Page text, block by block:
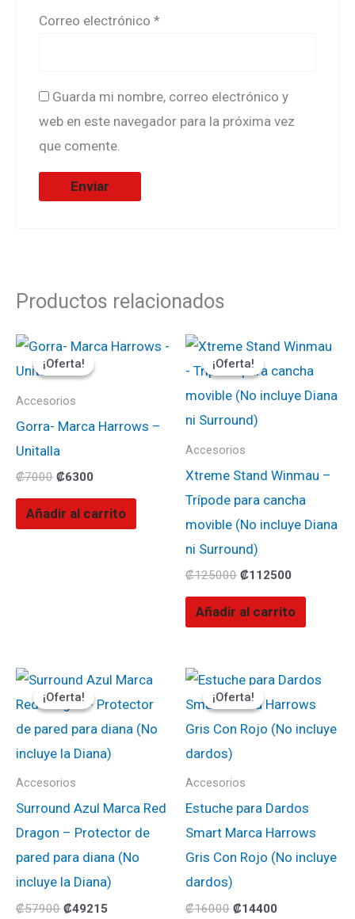
Correo electrónico*
Guarda mi nombre, correo electrónico y
web en este navegador para la próxima vez
que comente.
Productos relacionados
¡Oferta!
¡Oferta!
Accesorios
Gorra- Marca Harrows –
Unitalla
₡7000
El
precio
original
₡7000.
₡6300
El
precio
actual
Añadir al carrito
¡Oferta!
¡Oferta!
Accesorios
Xtreme Stand Winmau –
Trípode para cancha
movible (No incluye Diana
ni Surround)
₡125000
El
precio
original
₡125000.
₡112500
El
precio
actual
₡112500.
Añadir al carrito
¡Oferta!
¡Oferta!
Accesorios
Surround Azul Marca Red
Dragon – Protector de
pared para diana (No
incluye la Diana)
₡57900
precio
original
₡57900.
₡49215
El
precio
actual
₡49215.
¡Oferta!
¡Oferta!
Accesorios
Estuche para Dardos
Smart Marca Harrows
Gris Con Rojo (No incluye
dardos)
₡16000
El
precio
original
₡16000.
₡14400
El
precio
actual
₡14400.